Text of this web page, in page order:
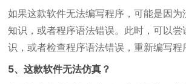
如果这款软件无法编写程序，可能是因
知识，或者程序语法错误。此时，可以
识，或者检查程序语法错误，重新编写程
5、这款软件无法仿真？